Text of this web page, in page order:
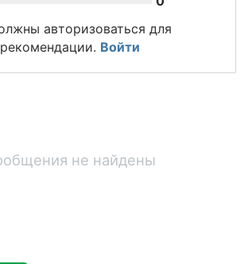
авторизоваться для
рекомендации. Войти
не найдены